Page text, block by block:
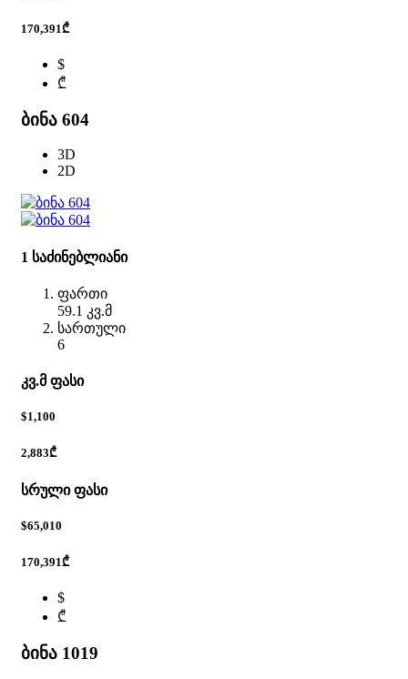
170,391₾
$
₾
ბინა 604
3D
2D
1 საძინებლიანი
ფართი
59.1 კვ.მ
სართული
6
კვ.მ ფასი
$1,100
2,883₾
სრული ფასი
$65,010
170,391₾
$
₾
ბინა 1019